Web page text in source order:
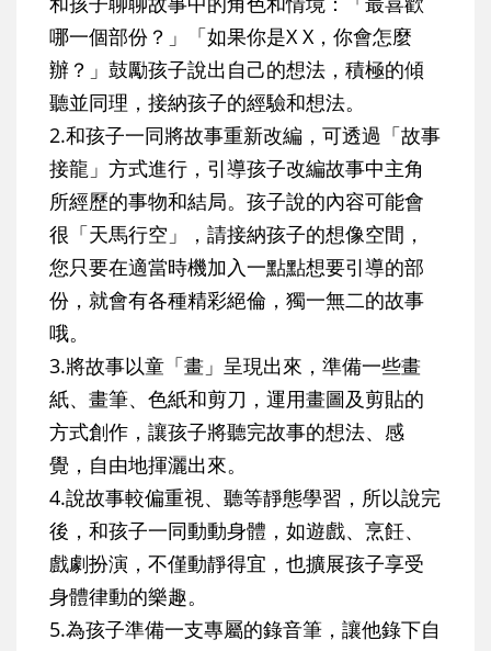
哪一個部份？」「如果你是X X，你會怎麼
辦？」鼓勵孩子說出自己的想法，積極的傾
聽並同理，接納孩子的經驗和想法。
2.和孩子一同將故事重新改編，可透過「故事
接龍」方式進行，引導孩子改編故事中主角
所經歷的事物和結局。孩子說的內容可能會
很「天馬行空」，請接納孩子的想像空間，
您只要在適當時機加入一點點想要引導的部
份，就會有各種精彩絕倫，獨一無二的故事
哦。
3.將故事以童「畫」呈現出來，準備一些畫
紙、畫筆、色紙和剪刀，運用畫圖及剪貼的
方式創作，讓孩子將聽完故事的想法、感
覺，自由地揮灑出來。
4.說故事較偏重視、聽等靜態學習，所以說完
後，和孩子一同動動身體，如遊戲、烹飪、
戲劇扮演，不僅動靜得宜，也擴展孩子享受
身體律動的樂趣。
5.為孩子準備一支專屬的錄音筆，讓他錄下自